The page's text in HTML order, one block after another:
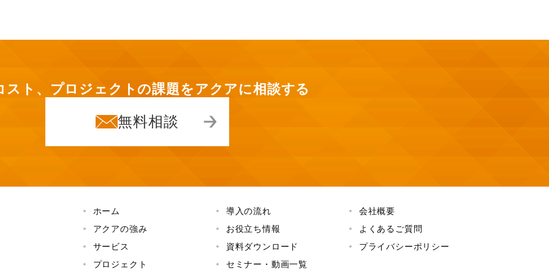
スト、プロジェクトの課題をアクアに相談する
無料相談
ホーム 導入の流れ
会社概要
アクアの強み
お役立ち情報
よくあるご質問
サービス
資料ダウンロード
プライバシーポリシー
プロジェクト
セミナー・動画一覧